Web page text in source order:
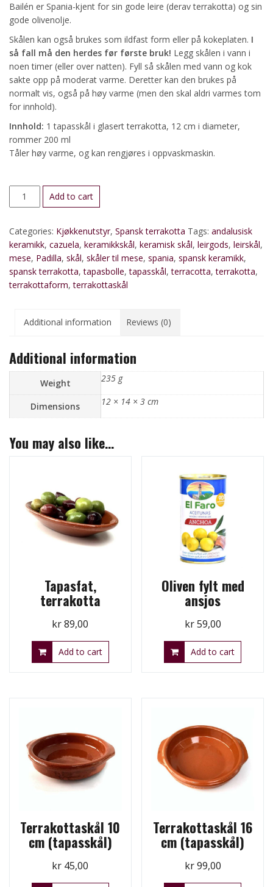
Bailén er Spania-kjent for sin gode leire (derav terrakotta) og sin
gode olivenolje.
Skålen kan også brukes som ildfast form eller på kokeplaten. I
så fall må den herdes før første bruk! Legg skålen i vann i
noen timer (eller over natten). Fyll så skålen med vann og kok
sakte opp på moderat varme. Deretter kan den brukes på
normalt vis, også på høy varme (men den skal aldri varmes tom
for innhold).
Innhold: 1 tapasskål i glasert terrakotta, 12 cm i diameter,
rommer 200 ml
Tåler høy varme, og kan rengjøres i oppvaskmaskin.
Terrakottaskål
12
(tapasskål)
quantity
Add to cart
Categories: Kjøkkenutstyr, Spansk terrakotta Tags: andalusisk
keramikk, cazuela, keramikkskål, keramisk skål, leirgods, leirskål,
mese, Padilla, skål, skåler til mese, spania, spansk keramikk,
spansk terrakotta,tapasbolle,tapasskål,terracotta,terrakotta,
terrakottaform,terrakottaskål
Additional information Reviews (0)
Additional information
Weight 235 g
Dimensions 12 × 14 × 3 cm
You may also like…
Tapasfat,
terrakotta
kr89,00
Add to cart
Oliven fylt med
ansjos
kr59,00
Add to cart
Terrakottaskål 10
cm (tapasskål)
kr 45,00
Terrakottaskål 16
cm (tapasskål)
kr99,00